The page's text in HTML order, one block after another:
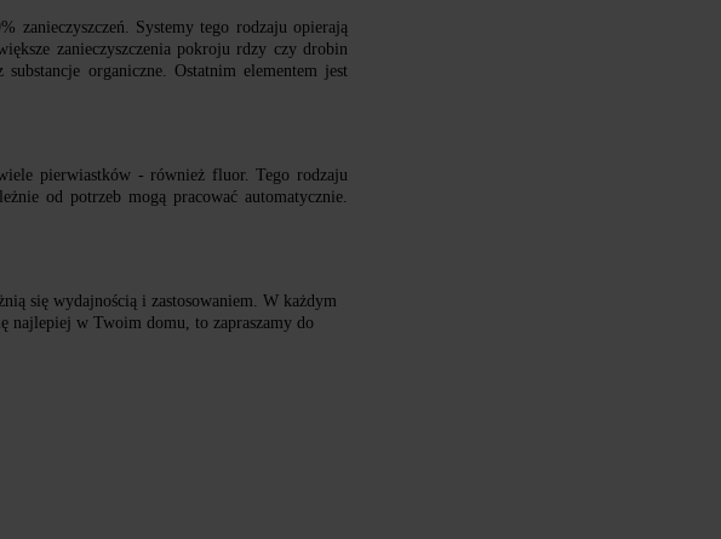
zanieczyszczeń. Systemy tego rodzaju opierają
zanieczyszczenia pokroju rdzy czy drobin
organiczne. Ostatnim elementem jest
pierwiastków - również fluor. Tego rodzaju
od potrzeb mogą pracować automatycznie.
się wydajnością i zastosowaniem. W każdym
najlepiej w Twoim domu, to zapraszamy do